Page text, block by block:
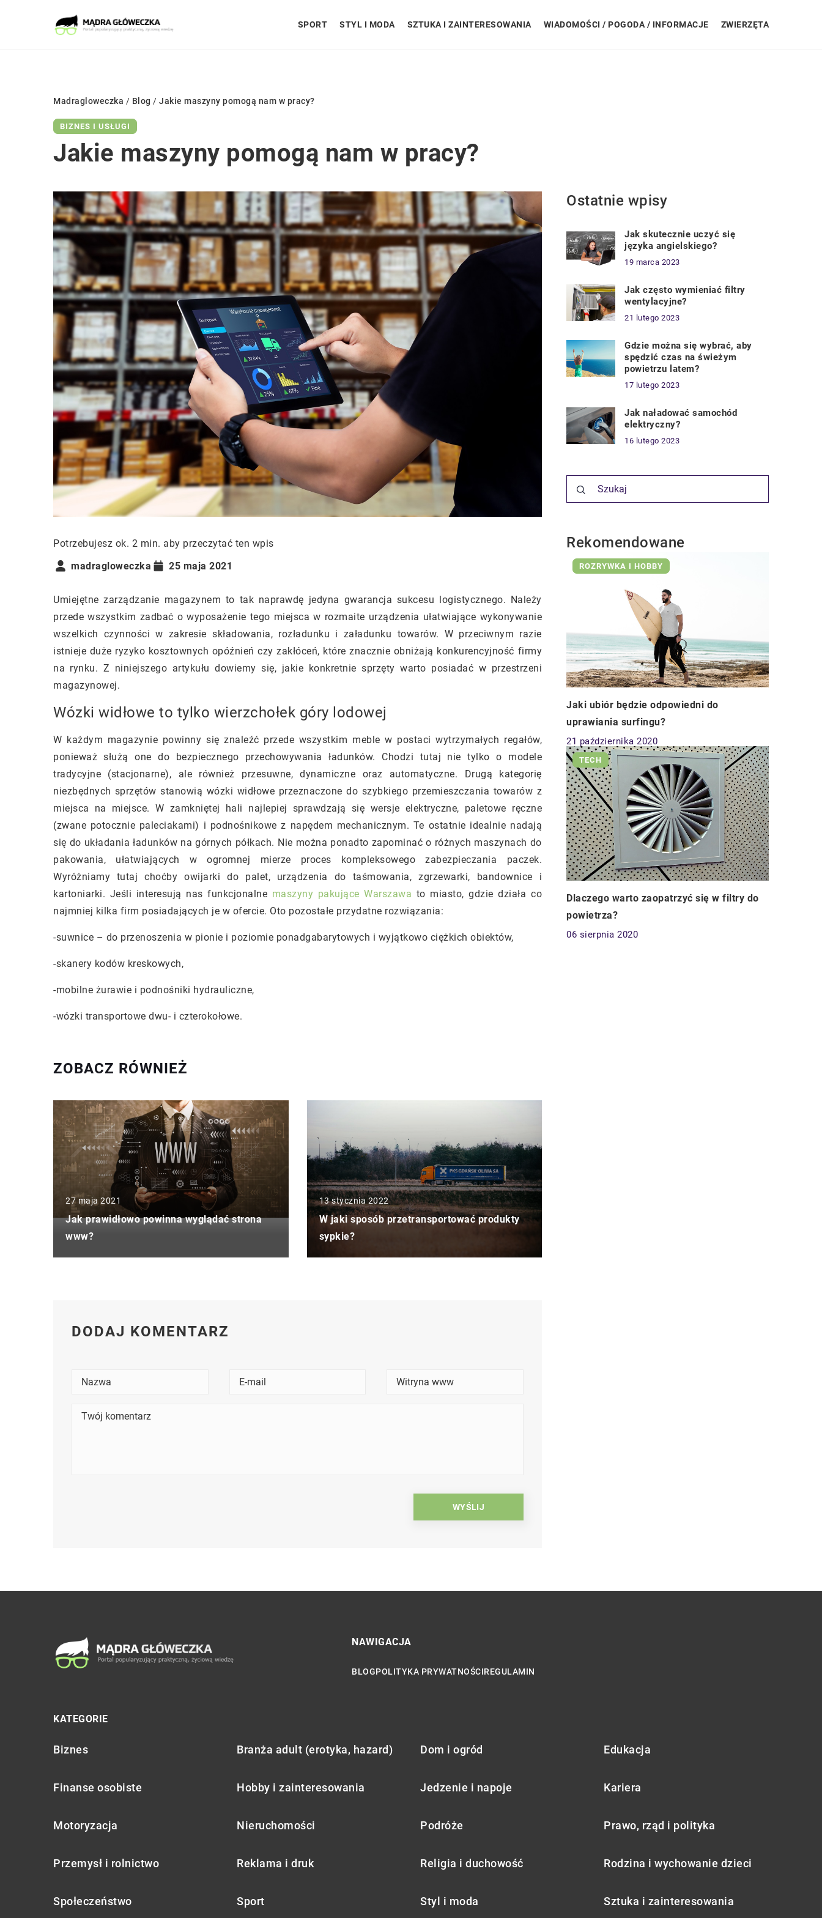
SPORT STYL I MODA SZTUKA I ZAINTERESOWANIA WIADOMOŚCI / POGODA / INFORMACJE ZWIERZĘTA
Madragloweczka / Blog / Jakie maszyny pomogą nam w pracy?
BIZNES I USŁUGI
Jakie maszyny pomogą nam w pracy?
Potrzebujesz ok. 2 min. aby przeczytać ten wpis
madragloweczka
25 maja 2021
Umiejętne zarządzanie magazynem to tak naprawdę jedyna gwarancja sukcesu logistycznego. Należy
przede wszystkim zadbać o wyposażenie tego miejsca w rozmaite urządzenia ułatwiające wykonywanie
wszelkich czynności w zakresie składowania, rozładunku i załadunku towarów. W przeciwnym razie
istnieje duże ryzyko kosztownych opóźnień czy zakłóceń, które znacznie obniżają konkurencyjność firmy
na rynku. Z niniejszego artykułu dowiemy się, jakie konkretnie sprzęty warto posiadać w przestrzeni
magazynowej.
Wózki widłowe to tylko wierzchołek góry lodowej
W każdym magazynie powinny się znaleźć przede wszystkim meble w postaci wytrzymałych regałów,
ponieważ służą one do bezpiecznego przechowywania ładunków. Chodzi tutaj nie tylko o modele
tradycyjne (stacjonarne), ale również przesuwne, dynamiczne oraz automatyczne. Drugą kategorię
niezbędnych sprzętów stanowią wózki widłowe przeznaczone do szybkiego przemieszczania towarów z
miejsca na miejsce. W zamkniętej hali najlepiej sprawdzają się wersje elektryczne, paletowe ręczne
(zwane potocznie paleciakami) i podnośnikowe z napędem mechanicznym. Te ostatnie idealnie nadają
się do układania ładunków na górnych półkach. Nie można ponadto zapominać o różnych maszynach do
pakowania, ułatwiających w ogromnej mierze proces kompleksowego zabezpieczania paczek.
Wyróżniamy tutaj choćby owijarki do palet, urządzenia do taśmowania, zgrzewarki, bandownice i
kartoniarki. Jeśli interesują nas funkcjonalne maszyny pakujące Warszawa to miasto, gdzie działa co
najmniej kilka firm posiadających je w ofercie. Oto pozostałe przydatne rozwiązania:
-suwnice – do przenoszenia w pionie i poziomie ponadgabarytowych i wyjątkowo ciężkich obiektów,
-skanery kodów kreskowych,
-mobilne żurawie i podnośniki hydrauliczne,
-wózki transportowe dwu- i czterokołowe.
ZOBACZ RÓWNIEŻ
27 maja 2021
Jak prawidłowo powinna wyglądać strona
www?
13 stycznia 2022
W jaki sposób przetransportować produkty
sypkie?
Ostatnie wpisy
Jak skutecznie uczyć się
języka angielskiego?
19 marca 2023
Jak często wymieniać filtry
wentylacyjne?
21 lutego 2023
Gdzie można się wybrać, aby
spędzić czas na świeżym
powietrzu latem?
17 lutego 2023
Jak naładować samochód
elektryczny?
16 lutego 2023
Rekomendowane
ROZRYWKA I HOBBY
Jaki ubiór będzie odpowiedni do
uprawiania surfingu?
21 października 2020
TECH
Dlaczego warto zaopatrzyć się w filtry do
powietrza?
06 sierpnia 2020
DODAJ KOMENTARZ
NAWIGACJA
BLOGPOLITYKA PRYWATNOŚCIREGULAMIN
KATEGORIE
Biznes Branża adult (erotyka, hazard) Dom i ogród Edukacja
Finanse osobiste Hobby i zainteresowania Jedzenie i napoje Kariera
Motoryzacja Nieruchomości Podróże Prawo, rząd i polityka
Przemysł i rolnictwo Reklama i druk Religia i duchowość Rodzina i wychowanie dzieci
Społeczeństwo Sport Styl i moda Sztuka i zainteresowania